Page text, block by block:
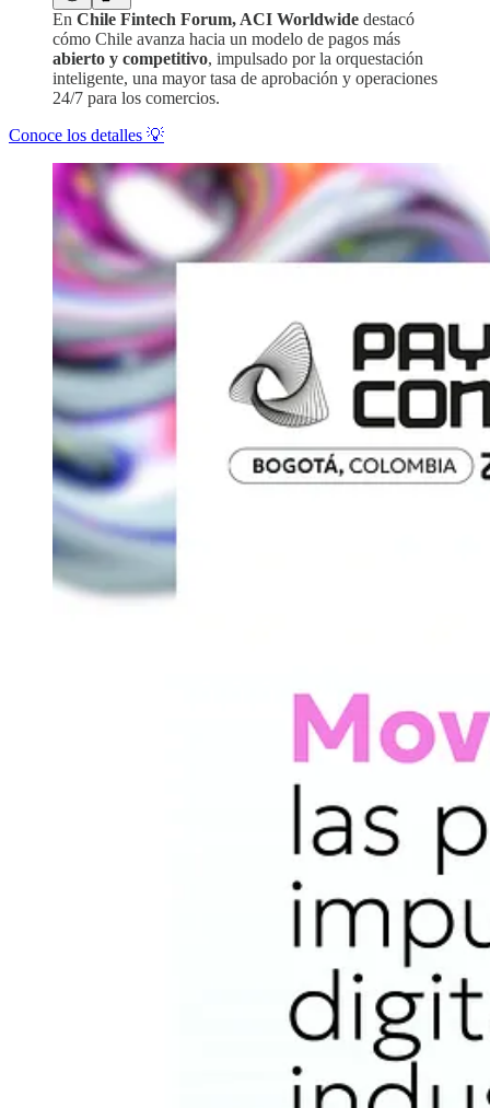
En Chile Fintech Forum, ACI Worldwide destacó
cómo Chile avanza hacia un modelo de pagos más
abierto y competitivo, impulsado por la orquestación
inteligente, una mayor tasa de aprobación y operaciones
24/7 para los comercios.
Conoce los detalles 💡